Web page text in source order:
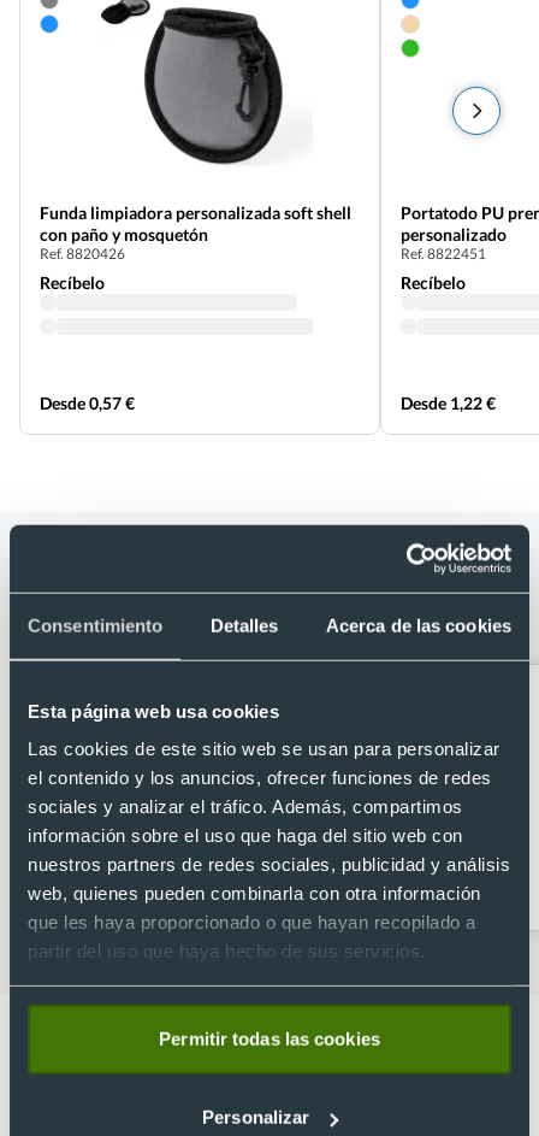
Consentimiento Detalles Acerca de las cookies
Esta página web usa cookies
Las cookies de este sitio web se usan para personalizar
el contenido y los anuncios, ofrecer funciones de redes
sociales y analizar el tráfico. Además, compartimos
información sobre el uso que haga del sitio web con
nuestros partners de redes sociales, publicidad y análisis
web, quienes pueden combinarla con otra información
que les haya proporcionado o que hayan recopilado a
partir del uso que haya hecho de sus servicios.
Permitir todas las cookies
Personalizar
Funda limpiadora personalizada soft shell
con paño y mosquetón
Ref. 8820426
Recíbelo
Desde 0,57 €
Portatodo PU
personalizado
Ref. 8822451
Recíbelo
Desde 1,22 €
Portatodo en PVC impermeable con
pantalla táctil hasta 6,7 pulgadas
Accesorios de viaje Máscaras para dormir